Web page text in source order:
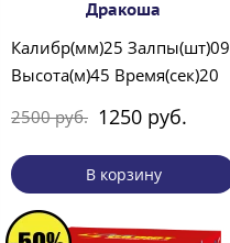
Дракоша
Калибр(мм)25 Залпы(шт)09
Высота(м)45 Время(сек)20
2500 руб. 1250 руб.
В корзину